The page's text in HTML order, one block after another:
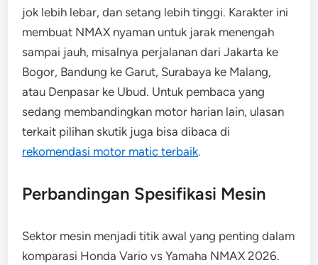
jok lebih lebar, dan setang lebih tinggi. Karakter ini
membuat NMAX nyaman untuk jarak menengah
sampai jauh, misalnya perjalanan dari Jakarta ke
Bogor, Bandung ke Garut, Surabaya ke Malang,
atau Denpasar ke Ubud. Untuk pembaca yang
sedang membandingkan motor harian lain, ulasan
terkait pilihan skutik juga bisa dibaca di
rekomendasi motor matic terbaik.
Perbandingan Spesifikasi Mesin
Sektor mesin menjadi titik awal yang penting dalam
komparasi Honda Vario vs Yamaha NMAX 2026.